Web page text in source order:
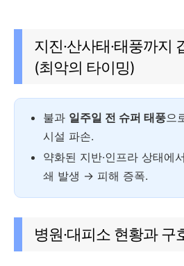
지진·산사태·태풍까지
(최악의 타이밍)
불과 일주일 전 슈퍼 태풍으
시설 파손.
약화된 지반·인프라 상태에서
쇄 발생 → 피해 증폭.
병원·대피소 현황과 구